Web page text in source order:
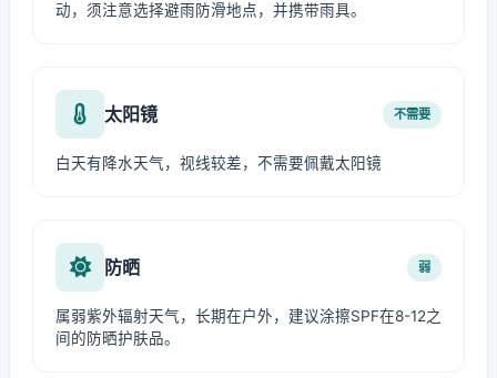
动，须注意选择避雨防滑地点，并携带雨具。
太阳镜 不需要
白天有降水天气，视线较差，不需要佩戴太阳镜
防晒 弱
属弱紫外辐射天气，长期在户外，建议涂擦SPF在8-12之
间的防晒护肤品。